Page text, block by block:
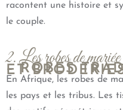
racontent une histoire et
le couple.
2. Les robes de
– ROBES
ET
En Afrique, les robes de
les pays et les tribus. Les